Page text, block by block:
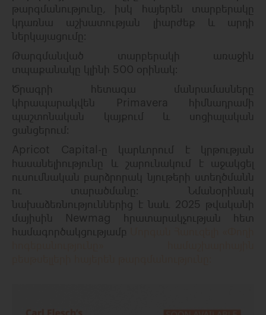
թարգմանությունը
իսկ հայերեն
տարբերակը
կդառնա
աշխատության լիարժեք և
արդի
ներկայացումը։
Թարգմանված
տարբերակի
առաջին
տպաքանակը
կլինի 500 օրինակ։
Ծրագրի
հետագա
մանրամասները
կհրապարակվեն
Primavera
հիմնադրամի
պաշտոնական կայքում
և
սոցիալական
ցանցերում։
Apricot Capital-ը կարևորում է
կրթության
հասանելիությունը
և շարունակում է
աջակցել
ուսումնական բարձրորակ նյութերի
ստեղծմանն
ու
տարածմանը։
Նմանօրինակ
նախաձեռնություններից
է նաև 2025 թվականի
մայիսին
Newmag հրատարակչության
հետ
համագործակցությամբ